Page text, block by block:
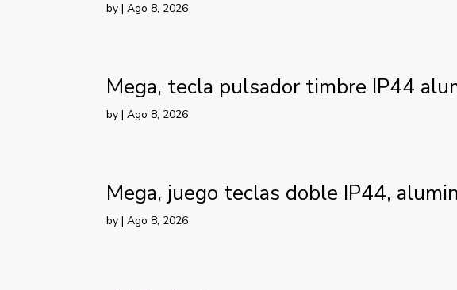
by|Ago 8, 2026
Mega, tecla pulsador timbre IP44
by|Ago 8, 2026
Mega, juego teclas doble IP44,
by|Ago 8, 2026